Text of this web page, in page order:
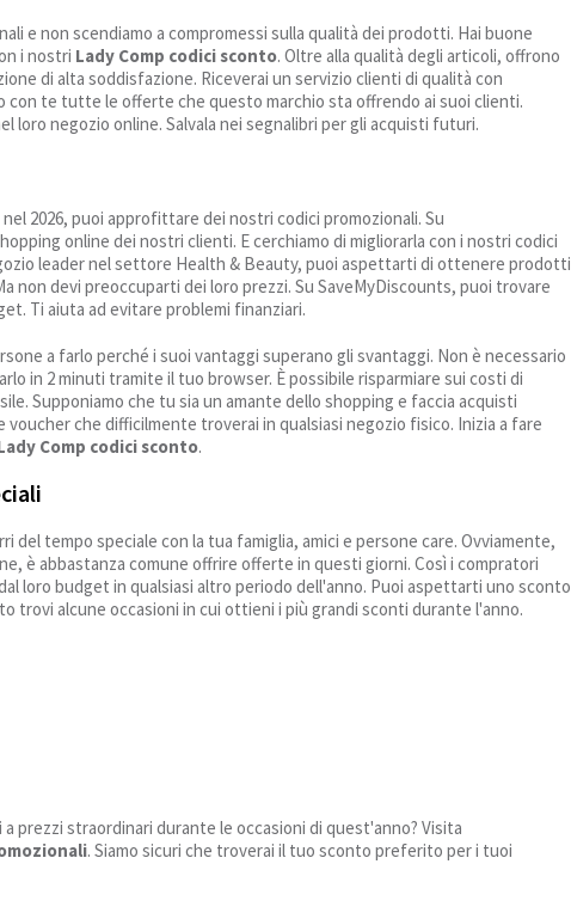
e non scendiamo a compromessi sulla qualità dei prodotti. Hai buone
i nostri Lady Comp codici sconto. Oltre alla qualità degli articoli, offrono
di alta soddisfazione. Riceverai un servizio clienti di qualità con
con te tutte le offerte che questo marchio sta offrendo ai suoi clienti.
loro negozio online. Salvala nei segnalibri per gli acquisti futuri.
2026, puoi approfittare dei nostri codici promozionali. Su
online dei nostri clienti. E cerchiamo di migliorarla con i nostri codici
leader nel settore Health & Beauty, puoi aspettarti di ottenere prodotti
non devi preoccuparti dei loro prezzi. Su SaveMyDiscounts, puoi trovare
Ti aiuta ad evitare problemi finanziari.
a farlo perché i suoi vantaggi superano gli svantaggi. Non è necessario
in 2 minuti tramite il tuo browser. È possibile risparmiare sui costi di
Supponiamo che tu sia un amante dello shopping e faccia acquisti
che difficilmente troverai in qualsiasi negozio fisico. Inizia a fare
Comp codici sconto.
del tempo speciale con la tua famiglia, amici e persone care. Ovviamente,
è abbastanza comune offrire offerte in questi giorni. Così i compratori
loro budget in qualsiasi altro periodo dell'anno. Puoi aspettarti uno sconto
trovi alcune occasioni in cui ottieni i più grandi sconti durante l'anno.
prezzi straordinari durante le occasioni di quest'anno? Visita
. Siamo sicuri che troverai il tuo sconto preferito per i tuoi